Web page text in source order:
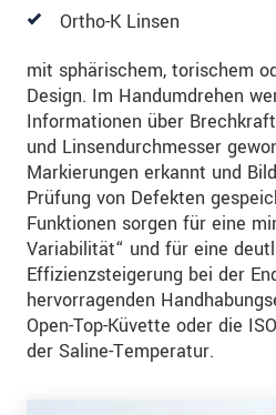
Ortho-K Linsen
mit sphärischem, torischem
Design. Im Handumdrehen
Informationen über
und Linsendurchmesser
Markierungen erkannt und
Prüfung von Defekten
Funktionen sorgen für eine
Variabilität“ und für eine
Effizienzsteigerung bei der
hervorragenden
Open-Top-Küvette oder die
der Saline-Temperatur.